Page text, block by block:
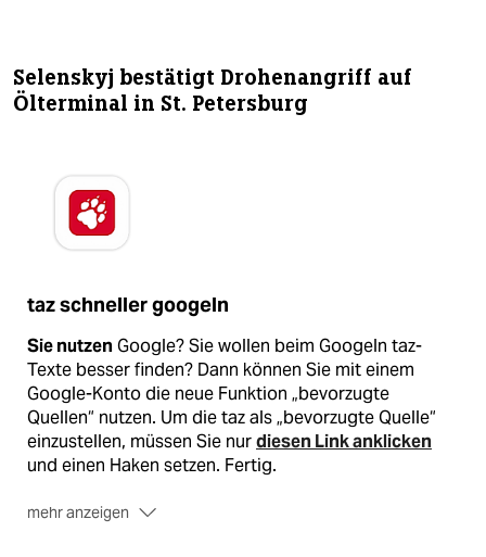
Selenskyj bestätigt Drohenangriff auf
Ölterminal in St. Petersburg
taz schneller googeln
Sie nutzenGoogle? Sie wollen beim Googeln taz-
Texte besser finden? Dann können Sie mit einem
Google-Konto die neue Funktion „bevorzugte
Quellen“ nutzen. Um die taz als „bevorzugte Quelle“
einzustellen, müssen Sie nurdiesen Link anklicken
und einen Haken setzen. Fertig.
mehr anzeigen